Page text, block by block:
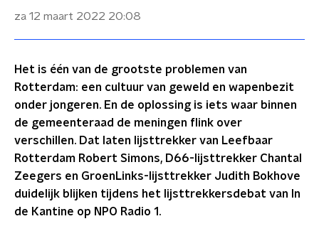
za 12 maart 2022 20:08
Het is één van de grootste problemen van
Rotterdam: een cultuur van geweld en wapenbezit
onder jongeren. En de oplossing is iets waar binnen
de gemeenteraad de meningen flink over
verschillen. Dat laten lijsttrekker van Leefbaar
Rotterdam Robert Simons, D66-lijsttrekker Chantal
Zeegers en GroenLinks-lijsttrekker Judith Bokhove
duidelijk blijken tijdens het lijsttrekkersdebat van In
de Kantine op NPO Radio 1.